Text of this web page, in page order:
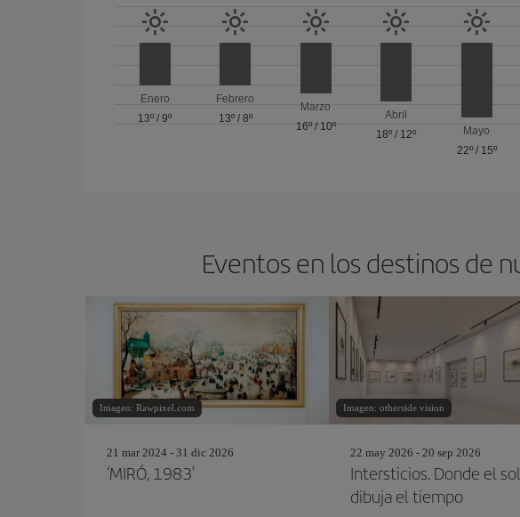
Enero
13º /9º
Febrero
13º/ 8º
Marzo
16º/ 10º
Abril
18º / 12º
Mayo
22º/ 15º
Eventos en los destinos de
Imagen: Rawpixel.com
21 mar 2024 - 31 dic 2026
‘MIRÓ, 1983’
Imagen: otherside vision
22 may 2026 - 20 sep 2026
Intersticios. Donde el sol
dibuja el tiempo